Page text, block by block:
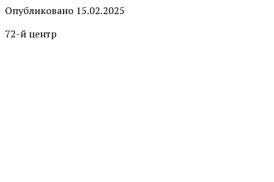
Опубликовано 15.02.2025
72-й центр